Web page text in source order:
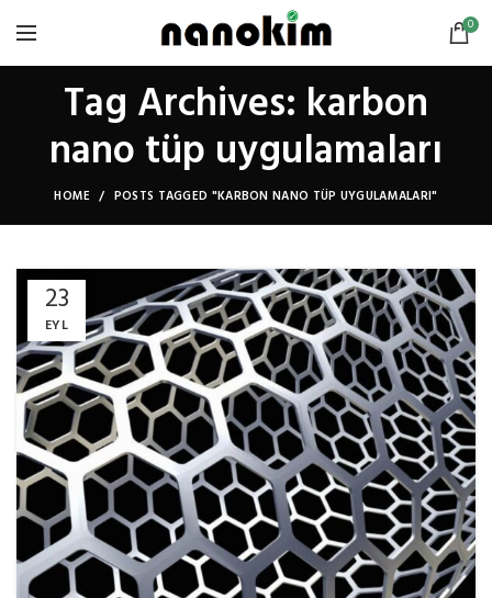
0
Tag Archives: karbon
nano tüp uygulamaları
HOME POSTS TAGGED "KARBON NANO TÜP UYGULAMALARI"
23
EYL